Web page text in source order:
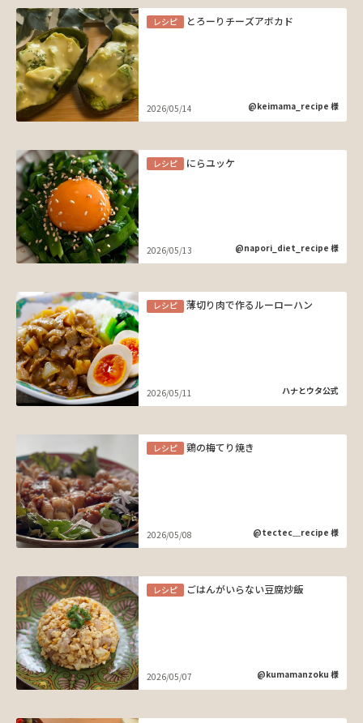
レシピ とろーりチーズアボカド
2026/05/14 @keimama_recipe 様
レシピ にらユッケ
2026/05/13 @napori_diet_recipe 様
レシピ 薄切り肉で作るルーローハン
2026/05/11 ハナとウタ公式
レシピ 鶏の梅てり焼き
2026/05/08 @tectec＿recipe 様
レシピ ごはんがいらない豆腐炒飯
2026/05/07 @kumamanzoku 様